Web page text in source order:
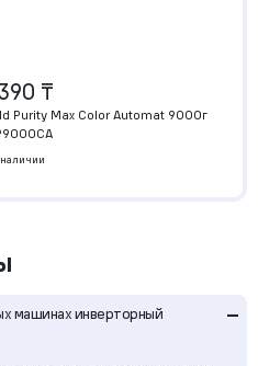
машинах инверторный
–
₸
Purity Max Color Automat 9000г